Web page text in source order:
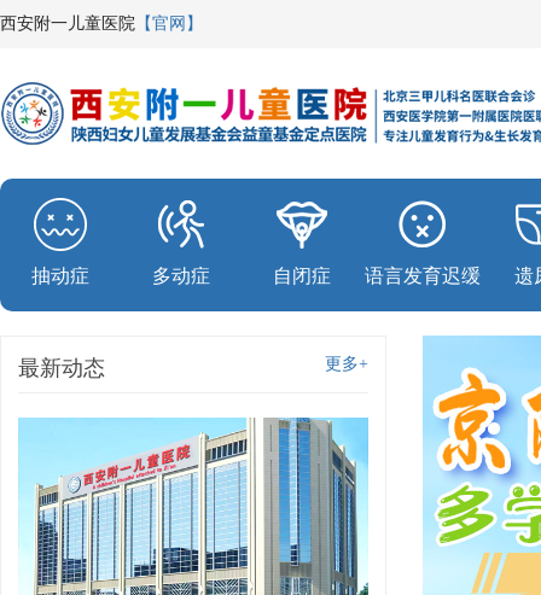
西安附一儿童医院 【官网】
抽动症 多动症 自闭症 语言发育迟缓 遗
更多+
最新动态